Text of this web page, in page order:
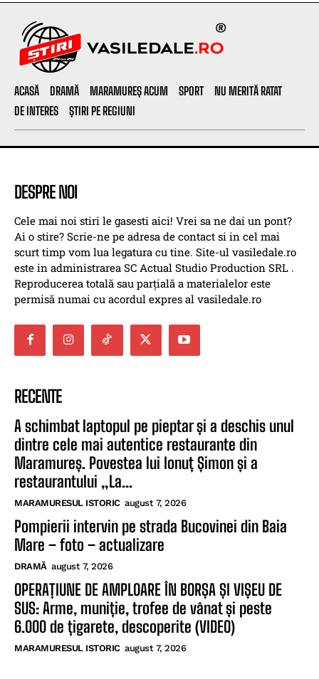
ACASĂ DRAMĂ MARAMUREȘ ACUM SPORT
NU MERITĂ RATAT
DE INTERES
ȘTIRI PE REGIUNI
DESPRE NOI
Cele mai noi stiri le gasesti aici! Vrei sa ne dai un pont?
Ai o stire? Scrie-ne pe adresa de contact si in cel mai
scurt timp vom lua legatura cu tine. Site-ul vasiledale.ro
este in administrarea SC Actual Studio Production SRL .
Reproducerea totală sau parțială a materialelor este
permisă numai cu acordul expres al vasiledale.ro
RECENTE
A schimbat laptopul pe pieptar și a deschis unul
dintre cele mai autentice restaurante din
Maramureș. Povestea lui Ionuț Șimon și a
restaurantului „La...
MARAMURESUL ISTORIC august 7, 2026
Pompierii intervin pe strada Bucovinei din Baia
Mare – foto – actualizare
DRAMĂ august 7, 2026
OPERAȚIUNE DE AMPLOARE ÎN BORȘA ȘI VIȘEU DE
SUS: Arme, muniție, trofee de vânat și peste
6.000 de țigarete, descoperite (VIDEO)
MARAMURESUL ISTORIC august 7, 2026